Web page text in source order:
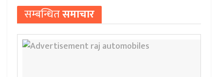
सम्बन्धितसमाचार